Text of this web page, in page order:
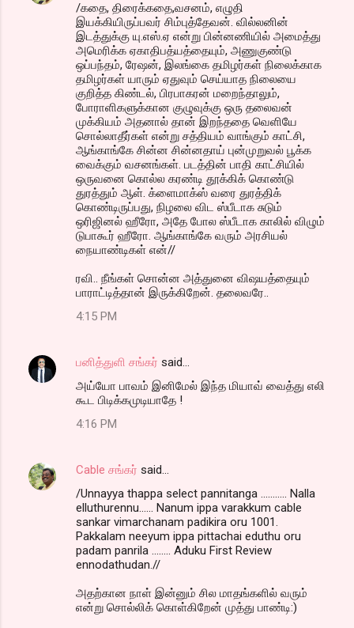
/கதை, திரைக்கதை,வசனம், எழுதி
இயக்கியிருப்பவர் சிம்புத்தேவன். வில்லனின்
இடத்துக்கு யு.எஸ்.ஏ என்று பின்னணியில் அமைத்து
அமெரிக்க ஏகாதிபத்யத்தையும், அணுகுண்டு
ஒப்பந்தம், ரேஷன், இலங்கை தமிழர்கள் நிலைக்காக
தமிழர்கள் யாரும் ஏதுவும் செய்யாத நிலையை
குறித்த கிண்டல், பிரபாகரன் மறைந்தாலும்,
போராளிகளுக்கான குழுவுக்கு ஒரு தலைவன்
முக்கியம் அதனால் தான் இறந்ததை வெளியே
சொல்லாதீர்கள் என்று சத்தியம் வாங்கும் காட்சி,
ஆங்காங்கே சின்ன சின்னதாய் புன்முறுவல் பூக்க
வைக்கும் வசனங்கள். படத்தின் பாதி காட்சியில்
ஒருவனை கொல்ல கரண்டி தூக்கிக் கொண்டு
துரத்தும் ஆள். க்ளைமாக்ஸ் வரை துரத்திக்
கொண்டிருப்பது, நிழலை விட ஸ்பீடாக சுடும்
ஒரிஜினல் ஹீரோ, அதே போல ஸ்பீடாக காலில் விழும்
டுபாகூர் ஹீரோ. ஆங்காங்கே வரும் அரசியல்
நையாண்டிகள் என்//
ரவி.. நீங்கள் சொன்ன அத்துனை விஷயத்தையும்
பாராட்டித்தான் இருக்கிறேன். தலைவரே..
4:15 PM
பனித்துளி சங்கர் said…
அய்யோ பாவம் இனிமேல் இந்த மியாவ் வைத்து எலி
கூட பிடிக்கமுடியாதே !
4:16 PM
Cable சங்கர் said…
/Unnayya thappa select pannitanga ........... Nalla
elluthurennu...... Nanum ippa varakkum cable
sankar vimarchanam padikira oru 1001.
Pakkalam neeyum ippa pittachai eduthu oru
padam panrila ........ Aduku First Review
ennodathudan.//
அதற்கான நாள் இன்னும் சில மாதங்களில் வரும்
என்று சொல்லிக் கொள்கிறேன் முத்து பாண்டி:)